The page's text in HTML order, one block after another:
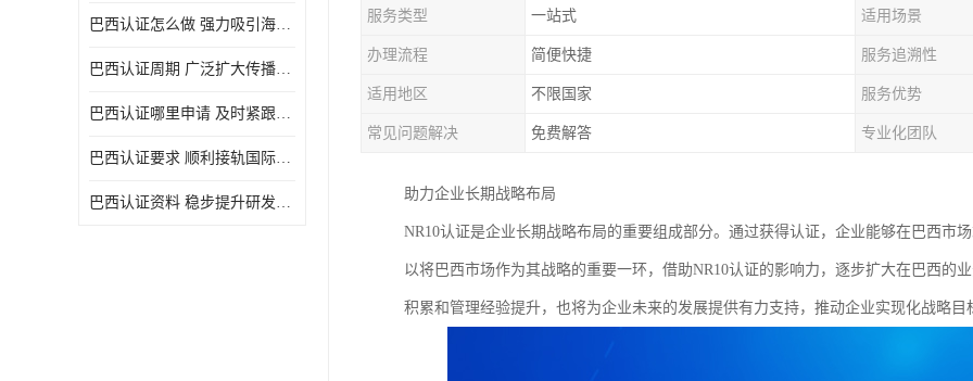
巴西认证怎么做 强力吸引海外投资
巴西认证周期 广泛扩大传播范围
巴西认证哪里申请 及时紧跟法规变化
巴西认证要求 顺利接轨国际规范
巴西认证资料 稳步提升研发能力
服务类型 一站式 适用场景
办理流程 简便快捷 服务追溯性
适用地区 不限国家 服务优势
常见问题解决 免费解答 专业化团队
助力企业长期战略布局
NR10认证是企业长期战略布局的重要组成部分。通过获得认证，企业能够在巴西市
以将巴西市场作为其战略的重要一环，借助NR10认证的影响力，逐步扩大在巴西的
积累和管理经验提升，也将为企业未来的发展提供有力支持，推动企业实现化战略目